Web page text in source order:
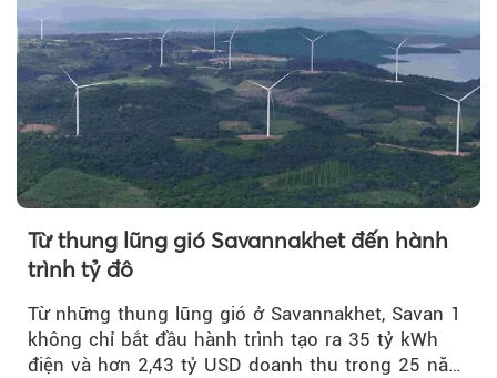
Từ thung lũng gió Savannakhet đến hành
trình tỷ đô
Từ những thung lũng gió ở Savannakhet, Savan 1
không chỉ bắt đầu hành trình tạo ra 35 tỷ kWh
điện và hơn 2,43 tỷ USD doanh thu trong 25 năm